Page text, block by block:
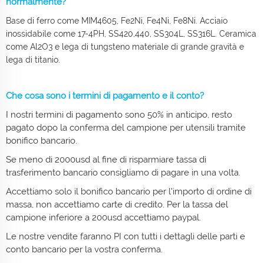
Base di ferro come MIM4605, Fe2Ni, Fe4Ni, Fe8Ni. Acciaio
inossidabile come 17-4PH, SS420,440, SS304L, SS316L. Ceramica
come Al2O3 e lega di tungsteno materiale di grande gravità e
lega di titanio.
Che cosa sono i termini di pagamento e il conto?
I nostri termini di pagamento sono 50% in anticipo, resto
pagato dopo la conferma del campione per utensili tramite
bonifico bancario.
Se meno di 2000usd al fine di risparmiare tassa di
trasferimento bancario consigliamo di pagare in una volta.
Accettiamo solo il bonifico bancario per l'importo di ordine di
massa, non accettiamo carte di credito. Per la tassa del
campione inferiore a 200usd accettiamo paypal.
Le nostre vendite faranno PI con tutti i dettagli delle parti e
conto bancario per la vostra conferma.